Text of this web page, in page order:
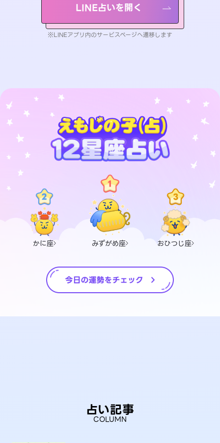
LINE占いを開く
※LINEアプリ内のサービスページへ遷移します
かに座 みずがめ座 おひつじ座
占い記事
COLUMN